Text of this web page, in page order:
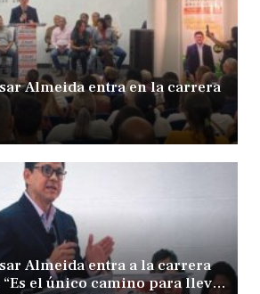
Almeida entra en la carrera
Almeida entra a la carrera
el único camino para llevar